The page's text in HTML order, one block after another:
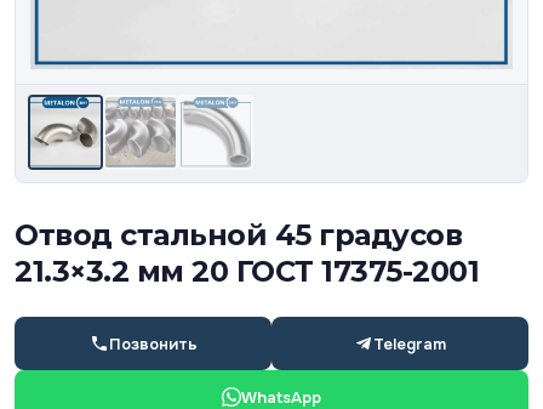
Отвод стальной 45 градусов
21.3×3.2 мм 20 ГОСТ 17375-2001
Позвонить Telegram
WhatsApp